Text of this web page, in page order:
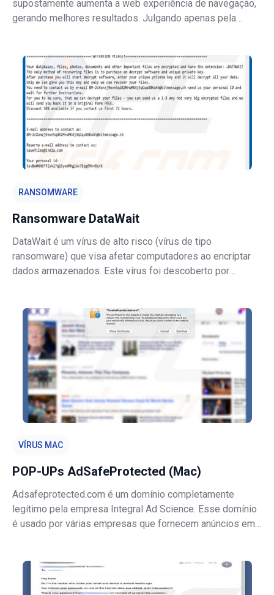
supostamente aumenta a web experiência de navegação,
gerando melhores resultados. Julgando apenas pela
que muitos acreditam que
RANSOMWARE
Ransomware DataWait
DataWait é um vírus de alto risco (vírus de tipo
ransomware) que visa afetar computadores ao encriptar
dados armazenados. Este vírus foi descoberto por
DataWait, bloqueia os ficheiros e renomei
VÍRUS MAC
POP-UPs AdSafeProtected (Mac)
Adsafeprotected.com é um domínio completamente
legítimo pela empresa Integral Ad Science. Esse domínio
é usado por várias empresas que fornecem anúncios em
certas mensagens de erro r